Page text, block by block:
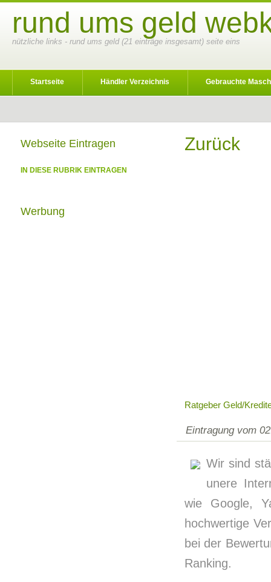
rund ums geld
nützliche links - rund ums geld (21 einträge insgesamt) seite eins
Startseite Händler Verzeichnis Gebrauchte
Zurück
Ratgeber Geld/
Eintragung vom
Wir sind
unere
wie Google,
hochwertige
bei der
Ranking.
Webseite Eintragen
IN DIESE RUBRIK EINTRAGEN
Werbung